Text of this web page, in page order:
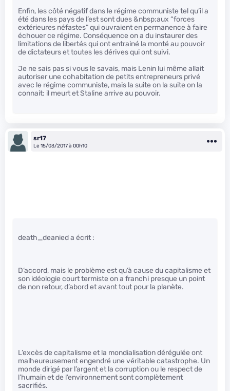
Enfin, les côté négatif dans le régime communiste tel qu’il a
été dans les pays de l’est sont dues &nbsp;aux “forces
extérieures néfastes” qui ouvraient en permanence à faire
échouer ce régime. Conséquence on a du instaurer des
limitations de libertés qui ont entrainé la monté au pouvoir
de dictateurs et toutes les dérives qui ont suivi.
Je ne sais pas si vous le savais, mais Lenin lui même allait
autoriser une cohabitation de petits entrepreneurs privé
avec le régime communiste, mais la suite on la suite on la
connait: il meurt et Staline arrive au pouvoir.
sr17
Le 15/03/2017 à 00h10
death_deanied a écrit :
D’accord, mais le problème est qu’à cause du capitalisme et
son idéologie court termiste on a franchi presque un point
de non retour, d’abord et avant tout pour la planète.
L’excès de capitalisme et la mondialisation dérégulée ont
malheureusement engendré une véritable catastrophe. Un
monde dirigé par l’argent et la corruption ou le respect de
l’humain et de l’environnement sont complètement
sacrifiés.